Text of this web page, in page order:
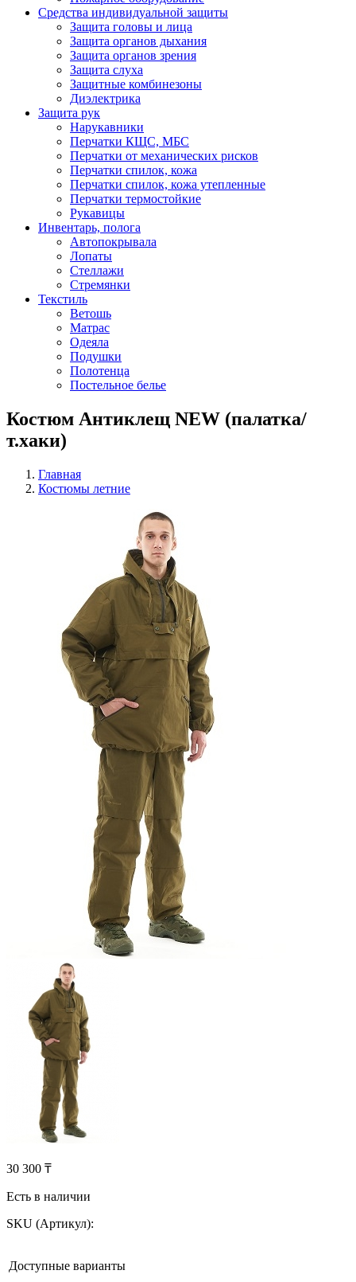
Средства индивидуальной защиты
Защита головы и лица
Защита органов дыхания
Защита органов зрения
Защита слуха
Защитные комбинезоны
Диэлектрика
Защита рук
Нарукавники
Перчатки КЩС, МБС
Перчатки от механических рисков
Перчатки спилок, кожа
Перчатки спилок, кожа утепленные
Перчатки термостойкие
Рукавицы
Инвентарь, полога
Автопокрывала
Лопаты
Стеллажи
Стремянки
Текстиль
Ветошь
Матрас
Одеяла
Подушки
Полотенца
Постельное белье
Костюм Антиклещ NEW (палатка/
т.хаки)
Главная
Костюмы летние
30 300 ₸
Есть в наличии
SKU (Артикул):
Доступные варианты